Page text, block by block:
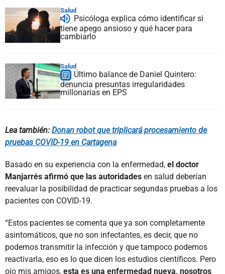
Salud
Psicóloga explica cómo identificar si
tiene apego ansioso y qué hacer para
cambiarlo
Salud
Último balance de Daniel Quintero:
denuncia presuntas irregularidades
millonarias en EPS
Lea también: Donan robot que triplicará procesamiento de
pruebas COVID-19 en Cartagena
Basado en su experiencia con la enfermedad, el doctor
Manjarrés afirmó que las autoridades en salud deberían
reevaluar la posibilidad de practicar segundas pruebas a los
pacientes con COVID-19.
“Estos pacientes se comenta que ya son completamente
asintomáticos, que no son infectantes, es decir, que no
podemos transmitir la infección y que tampoco podemos
reactivarla, eso es lo que dicen los estudios científicos. Pero
ojo mis amigos, esta es una enfermedad nueva, nosotros